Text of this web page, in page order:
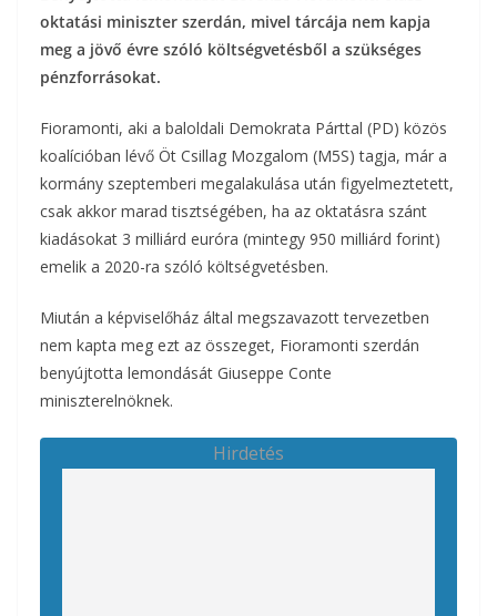
oktatási miniszter szerdán, mivel tárcája nem kapja
meg a jövő évre szóló költségvetésből a szükséges
pénzforrásokat.
Fioramonti, aki a baloldali Demokrata Párttal (PD) közös
koalícióban lévő Öt Csillag Mozgalom (M5S) tagja, már a
kormány szeptemberi megalakulása után figyelmeztetett,
csak akkor marad tisztségében, ha az oktatásra szánt
kiadásokat 3 milliárd euróra (mintegy 950 milliárd forint)
emelik a 2020-ra szóló költségvetésben.
Miután a képviselőház által megszavazott tervezetben
nem kapta meg ezt az összeget, Fioramonti szerdán
benyújtotta lemondását Giuseppe Conte
miniszterelnöknek.
Hirdetés